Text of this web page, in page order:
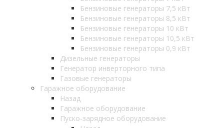
Бензиновые генераторы 7,5 кВт
Бензиновые генераторы 8,5 кВт
Бензиновые генераторы 10 кВт
Бензиновые генераторы 10,5 кВт
Бензиновые генераторы 0,9 кВт
Дизельные генераторы
Генератор инверторного типа
Газовые генераторы
Гаражное оборудование
Назад
Гаражное оборудование
Пуско-зарядное оборудование